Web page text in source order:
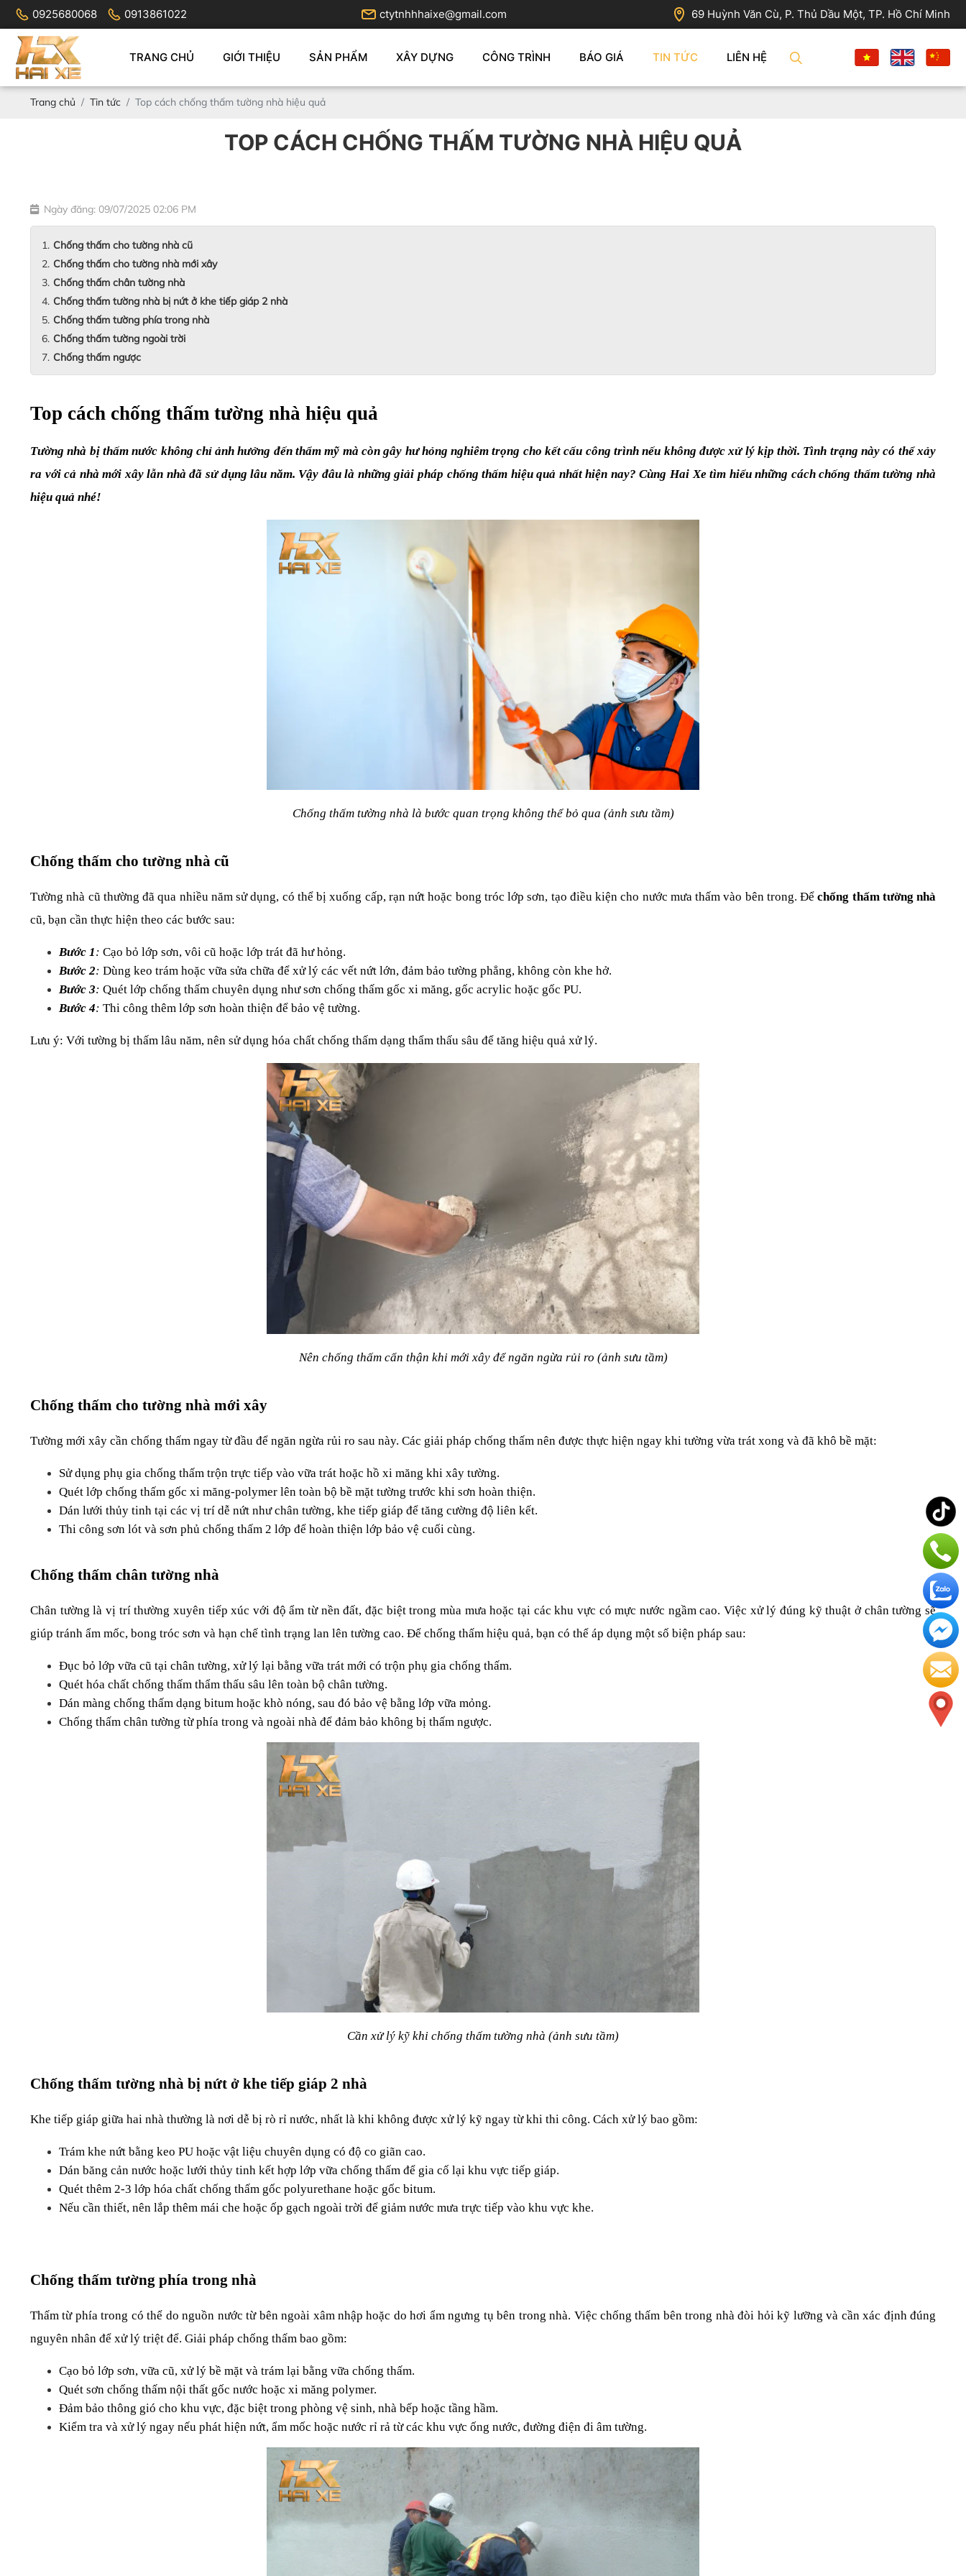
0925680068 0913861022 ctytnhhhaixe@gmail.com 69 Huỳnh Văn Cù, P. Thủ Dầu Một, TP. Hồ Chí Minh
TRANG CHỦ GIỚI THIỆU SẢN PHẨM XÂY DỰNG CÔNG TRÌNH BÁO GIÁ TIN TỨC LIÊN HỆ
Trang chủ Tin tức Top cách chống thấm tường nhà hiệu quả
TOP CÁCH CHỐNG THẤM TƯỜNG NHÀ HIỆU QUẢ
Ngày đăng: 09/07/2025 02:06 PM
Chống thấm cho tường nhà cũ
Chống thấm cho tường nhà mới xây
Chống thấm chân tường nhà
Chống thấm tường nhà bị nứt ở khe tiếp giáp 2 nhà
Chống thấm tường phía trong nhà
Chống thấm tường ngoài trời
Chống thấm ngược
Top cách chống thấm tường nhà hiệu quả
Tường nhà bị thấm nước không chỉ ảnh hưởng đến thẩm mỹ mà còn gây hư hỏng nghiêm trọng cho kết cấu công trình nếu không được xử lý kịp thời. Tình trạng này có thể xảy
ra với cả nhà mới xây lẫn nhà đã sử dụng lâu năm. Vậy đâu là những giải pháp chống thấm hiệu quả nhất hiện nay? Cùng Hai Xe tìm hiểu những cách chống thấm tường nhà
hiệu quả nhé!
Chống thấm tường nhà là bước quan trọng không thể bỏ qua (ảnh sưu tầm)
Chống thấm cho tường nhà cũ
Tường nhà cũ thường đã qua nhiều năm sử dụng, có thể bị xuống cấp, rạn nứt hoặc bong tróc lớp sơn, tạo điều kiện cho nước mưa thấm vào bên trong. Để chống thấm tường nhà
cũ, bạn cần thực hiện theo các bước sau:
Bước 1: Cạo bỏ lớp sơn, vôi cũ hoặc lớp trát đã hư hỏng.
Bước 2: Dùng keo trám hoặc vữa sửa chữa để xử lý các vết nứt lớn, đảm bảo tường phẳng, không còn khe hở.
Bước 3: Quét lớp chống thấm chuyên dụng như sơn chống thấm gốc xi măng, gốc acrylic hoặc gốc PU.
Bước 4: Thi công thêm lớp sơn hoàn thiện để bảo vệ tường.
Lưu ý: Với tường bị thấm lâu năm, nên sử dụng hóa chất chống thấm dạng thẩm thấu sâu để tăng hiệu quả xử lý.
Nên chống thấm cẩn thận khi mới xây để ngăn ngừa rủi ro (ảnh sưu tầm)
Chống thấm cho tường nhà mới xây
Tường mới xây cần chống thấm ngay từ đầu để ngăn ngừa rủi ro sau này. Các giải pháp chống thấm nên được thực hiện ngay khi tường vừa trát xong và đã khô bề mặt:
Sử dụng phụ gia chống thấm trộn trực tiếp vào vữa trát hoặc hồ xi măng khi xây tường.
Quét lớp chống thấm gốc xi măng-polymer lên toàn bộ bề mặt tường trước khi sơn hoàn thiện.
Dán lưới thủy tinh tại các vị trí dễ nứt như chân tường, khe tiếp giáp để tăng cường độ liên kết.
Thi công sơn lót và sơn phủ chống thấm 2 lớp để hoàn thiện lớp bảo vệ cuối cùng.
Chống thấm chân tường nhà
Chân tường là vị trí thường xuyên tiếp xúc với độ ẩm từ nền đất, đặc biệt trong mùa mưa hoặc tại các khu vực có mực nước ngầm cao. Việc xử lý đúng kỹ thuật ở chân tường sẽ
giúp tránh ẩm mốc, bong tróc sơn và hạn chế tình trạng lan lên tường cao. Để chống thấm hiệu quả, bạn có thể áp dụng một số biện pháp sau:
Đục bỏ lớp vữa cũ tại chân tường, xử lý lại bằng vữa trát mới có trộn phụ gia chống thấm.
Quét hóa chất chống thấm thẩm thấu sâu lên toàn bộ chân tường.
Dán màng chống thấm dạng bitum hoặc khò nóng, sau đó bảo vệ bằng lớp vữa mỏng.
Chống thấm chân tường từ phía trong và ngoài nhà để đảm bảo không bị thấm ngược.
Cần xử lý kỹ khi chống thấm tường nhà (ảnh sưu tầm)
Chống thấm tường nhà bị nứt ở khe tiếp giáp 2 nhà
Khe tiếp giáp giữa hai nhà thường là nơi dễ bị rò rỉ nước, nhất là khi không được xử lý kỹ ngay từ khi thi công. Cách xử lý bao gồm:
Trám khe nứt bằng keo PU hoặc vật liệu chuyên dụng có độ co giãn cao.
Dán băng cản nước hoặc lưới thủy tinh kết hợp lớp vữa chống thấm để gia cố lại khu vực tiếp giáp.
Quét thêm 2-3 lớp hóa chất chống thấm gốc polyurethane hoặc gốc bitum.
Nếu cần thiết, nên lắp thêm mái che hoặc ốp gạch ngoài trời để giảm nước mưa trực tiếp vào khu vực khe.
Chống thấm tường phía trong nhà
Thấm từ phía trong có thể do nguồn nước từ bên ngoài xâm nhập hoặc do hơi ẩm ngưng tụ bên trong nhà. Việc chống thấm bên trong nhà đòi hỏi kỹ lưỡng và cần xác định đúng
nguyên nhân để xử lý triệt để. Giải pháp chống thấm bao gồm:
Cạo bỏ lớp sơn, vữa cũ, xử lý bề mặt và trám lại bằng vữa chống thấm.
Quét sơn chống thấm nội thất gốc nước hoặc xi măng polymer.
Đảm bảo thông gió cho khu vực, đặc biệt trong phòng vệ sinh, nhà bếp hoặc tầng hầm.
Kiểm tra và xử lý ngay nếu phát hiện nứt, ẩm mốc hoặc nước rỉ rả từ các khu vực ống nước, đường điện đi âm tường.